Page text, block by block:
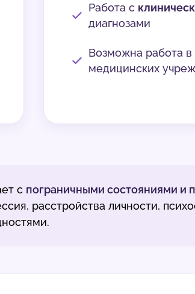
Работа с
диагнозами
Возможна работа в
медицинских
с пограничными состояниями и
расстройства личности,